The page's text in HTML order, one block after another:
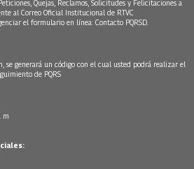
Quejas, Reclamos, Solicitudes y Felicitaciones a
al Correo Oficial Institucional de RTVC
el formulario en línea: Contacto PQRSD.
se generará un código con el cual usted podrá realizar el
de PQRS
m